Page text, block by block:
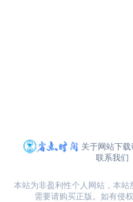
关于网站下载
联系我们
本站为非盈利性个人网站，本
需要请购买正版。如有侵